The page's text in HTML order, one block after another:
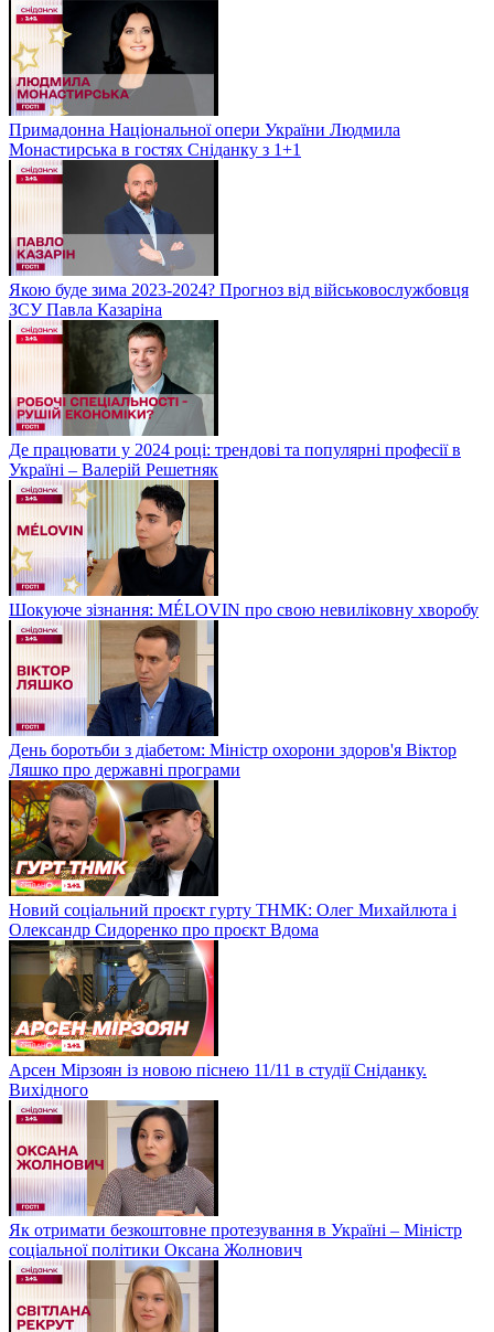
Примадонна Національної опери України Людмила
Монастирська в гостях Сніданку з 1+1
Якою буде зима 2023-2024? Прогноз від військовослужбовця
ЗСУ Павла Казаріна
Де працювати у 2024 році: трендові та популярні професії в
Україні – Валерій Решетняк
Шокуюче зізнання: MÉLOVIN про свою невиліковну хворобу
День боротьби з діабетом: Міністр охорони здоров'я Віктор
Ляшко про державні програми
Новий соціальний проєкт гурту ТНМК: Олег Михайлюта і
Олександр Сидоренко про проєкт Вдома
Арсен Мірзоян із новою піснею 11/11 в студії Сніданку.
Вихідного
Як отримати безкоштовне протезування в Україні – Міністр
соціальної політики Оксана Жолнович